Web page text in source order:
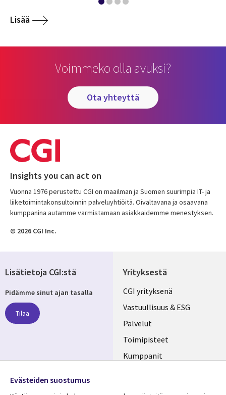
Lisää
Voimmeko olla avuksi?
ota yhteyttä
Insights you can act on
Vuonna 1976 perustettu CGI on maailman ja Suomen suurimpia IT- ja
liiketoimintakonsultoinnin palveluyhtiöitä. Oivaltavana ja osaavana
kumppanina autamme varmistamaan asiakkaidemme menestyksen.
© 2026 CGI Inc.
Yrityksestä
Useful
links
FINLAND
CGI yrityksenä
Vastuullisuus & ESG
Palvelut
Toimipisteet
Kumppanit
Lisätietoja CGI:stä
Pidämme sinut ajan tasalla
Tilaa
Evästeiden suostumus